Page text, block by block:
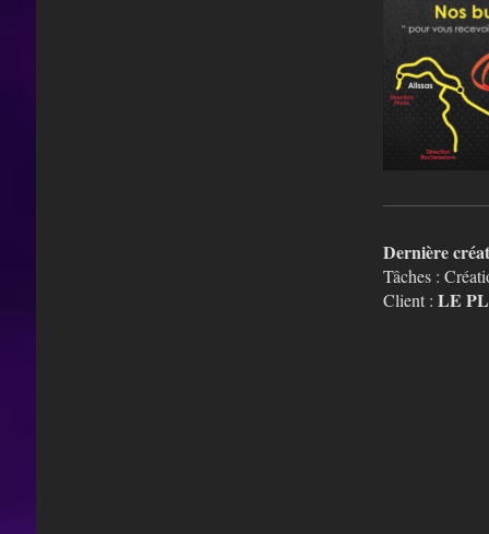
Dernière
Tâches :
Client :LE